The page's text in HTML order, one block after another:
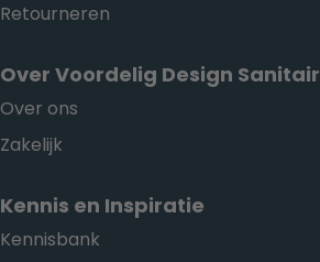
Retourneren
Over Voordelig Design Sanitair
Over ons
Zakelijk
Kennis en Inspiratie
Kennisbank